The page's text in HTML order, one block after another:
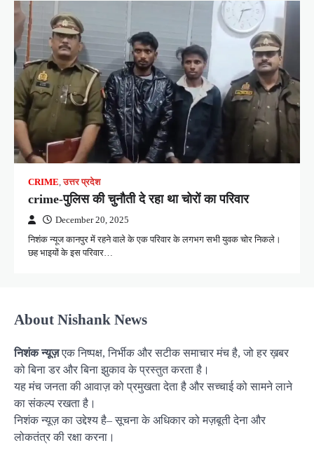
CRIME,उत्तर प्रदेश
crime-पुलिस की चुनौती दे रहा था चोरों का परिवार
December 20, 2025
निशंक न्यूज कानपुर में रहने वाले के एक परिवार के लगभग सभी युवक चोर निकले।
छह भाइयों के इस परिवार…
About Nishank News
निशंक न्यूज़एक निष्पक्ष, निर्भीक और सटीक समाचार मंच है, जो हर ख़बर
को बिना डर और बिना झुकाव के प्रस्तुत करता है।
यह मंच जनता की आवाज़ को प्रमुखता देता है और सच्चाई को सामने लाने
का संकल्प रखता है।
निशंक न्यूज़ का उद्देश्य है– सूचना के अधिकार को मज़बूती देना और
लोकतंत्र की रक्षा करना।